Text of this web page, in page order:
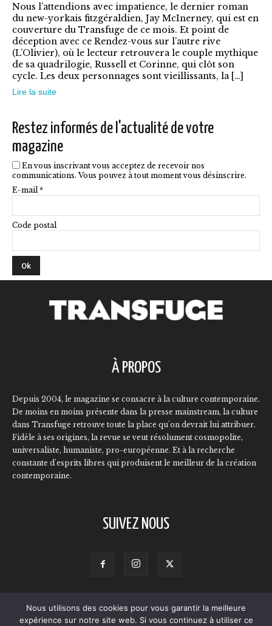
Les
options
peuvent
être
choisies
la
page
du
produit
Nous l’attendions avec impatience, le dernier roman
du new-yorkais fitzgéraldien, Jay McInerney, qui est en
couverture du Transfuge de ce mois. Et point de
déception avec ce Rendez-vous sur l’autre rive
(L’Olivier), où le lecteur retrouvera le couple mythique
de sa quadrilogie, Russell et Corinne, qui clôt son
cycle. Les deux personnages sont vieillissants, la […]
Lire la suite
Restez informés de l'actualité de votre
magazine
En vous inscrivant vous acceptez de recevoir nos
communications. Vous pouvez à tout moment vous désinscrire.
E-mail *
Code postal
À PROPOS
Depuis 2004, le magazine se consacre à la culture contemporaine.
De moins en moins présente dans la presse mainstream, la culture
dans Transfuge retrouve toute la place qu'on devrait lui attribuer.
Fidèle à ses origines, la revue se veut résolument cosmopolite,
universaliste, humaniste, pro-européenne. Et à la recherche
constante d'esprits libres qui produisent le meilleur de la création
contemporaine.
SUIVEZ NOUS
Contact Qui sommes-nous ? L’équipe
Annonceurs
Nous utilisons des cookies pour vous garantir la meilleure
expérience sur notre site web. Si vous continuez à utiliser ce